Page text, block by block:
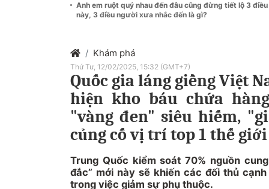
Anh em ruột quý nhau đến đâu cũng đừng tiết lộ 3 điều
này, 3 điều người xưa nhắc đến là gì?
Khám phá
Thứ Tư, 12/02/2025, 15:32 (GMT+7)
Quốc gia láng giềng Việt
hiện kho báu chứa
"vàng đen" siêu hiếm,
củng cố vị trí top 1 thế giới
Trung Quốc kiểm soát 70% nguồn
đắc” mới này sẽ khiến các đối thủ
trong việc giảm sự phụ thuộc.